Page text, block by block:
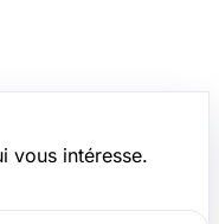
vous intéresse.